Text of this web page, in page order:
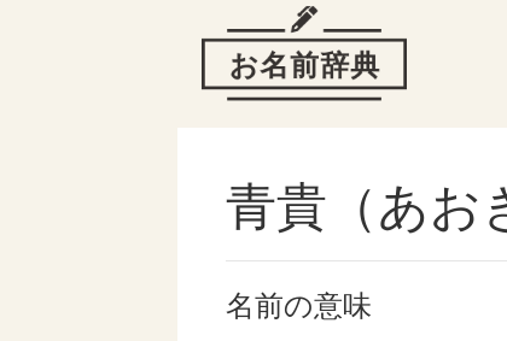
青貴（あお
名前の意味